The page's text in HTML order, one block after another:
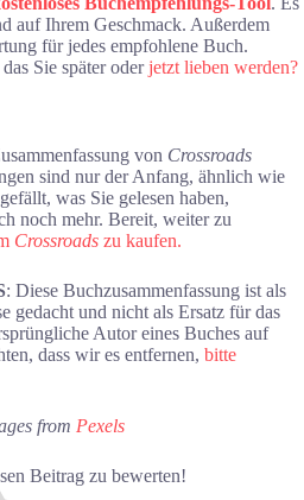
auf Ihrem Geschmack. Außerdem
für jedes empfohlene Buch.
Sie später oderjetzt lieben werden?
von Crossroads
sind nur der Anfang, ähnlich wie
was Sie gelesen haben,
noch mehr. Bereit, weiter zu
Crossroads zu kaufen.
: Diese Buchzusammenfassung ist als
gedacht und nicht als Ersatz für das
Autor eines Buches auf
dass wir es entfernen, bitte
from Pexels
Beitrag zu bewerten!